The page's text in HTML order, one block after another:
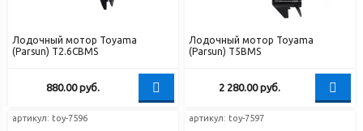
Лодочный мотор Toyama
(Parsun) T2.6CBMS
880.00руб.
Лодочный мотор Toyama
(Parsun) T5BMS
2 280.00руб.
артикул: toy-7596 артикул: toy-7597